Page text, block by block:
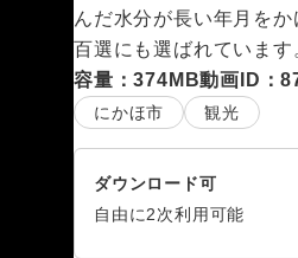
んだ水分が長い年月を
百選にも選ばれています
容量：374MB動画ID：
にかほ市 観光
ダウンロード可
自由に2次利用可能